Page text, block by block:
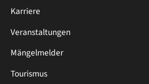
Karriere
Veranstaltungen
Mängelmelder
Tourismus